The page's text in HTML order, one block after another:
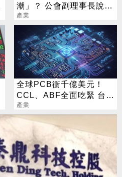
潮」？ 公會副理事長說話
了
產業
全球PCB衝千億美元！
CCL、ABF全面吃緊 台廠
迎兆元商機
產業